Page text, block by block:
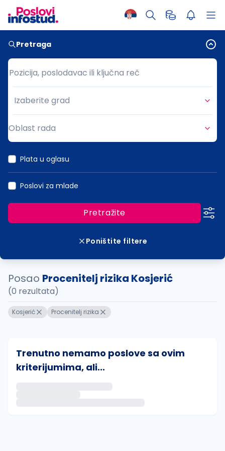
Pretraga
Pozicija, poslodavac ili ključna reč
Pozicija, poslodavac ili ključna reč
Grad
Izaberite grad
Oblast rada
Plata u oglasu
Poslovi za mlade
Pretražite
Poništite filtere
Posao Procenitelj rizika Kosjerić
(0 rezultata)
Kosjerić Procenitelj rizika
Trenutno nemamo poslove sa ovim
kriterijumima, ali...